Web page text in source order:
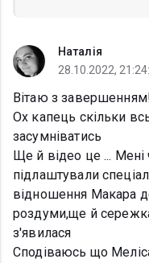
Наталія
28.10.2022,
Вітаю з
Ох капець скільки
засумніватись
Ще й відео це ...
підлаштували
відношення Макара
роздуми,ще й
з'явилася
Сподіваюсь що